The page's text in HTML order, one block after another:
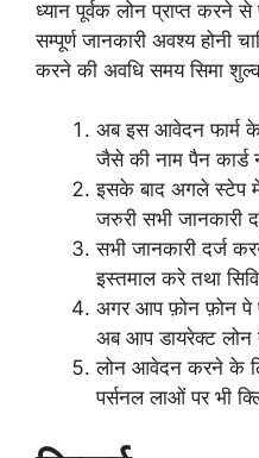
ध्यान पूर्वक लोन प्राप्त
सम्पूर्ण जानकारी अवश्य होनी
करने की अवधि समय सिमा
अब इस आवेदन फार्म
जैसे की नाम पैन कार्ड
इसके बाद अगले स्टेप
जरुरी सभी जानकारी
सभी जानकारी दर्ज
इस्तमाल करे तथा
अगर आप फ़ोन फ़ोन पे
अब आप डायरेक्ट
लोन आवेदन करने के
पर्सनल लाओं पर भी